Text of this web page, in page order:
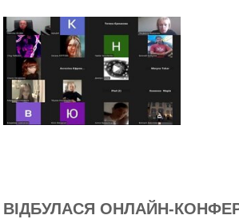
ВІДБУЛАСЯ ОНЛАЙН-